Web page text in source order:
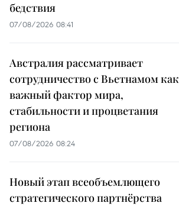
бедствия
07/08/2026 08:41
Австралия рассматривает
сотрудничество с Вьетнамом как
важный фактор мира,
стабильности и процветания
региона
07/08/2026 08:24
Новый этап всеобъемлющего
стратегического партнёрства